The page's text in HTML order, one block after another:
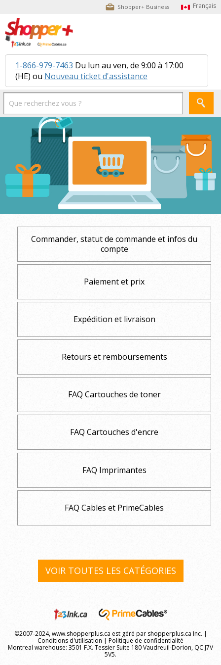
Shopper+ Business
1-866-979-7463 Du lun au ven, de 9:00 à 17:00
(HE) ou Nouveau ticket d'assistance
Commander, statut de commande et infos du
compte
Paiement et prix
Expédition et livraison
Retours et remboursements
FAQ Cartouches de toner
FAQ Cartouches d'encre
FAQ Imprimantes
FAQ Cables et PrimeCables
VOIR TOUTES LES CATÉGORIES
©2007-2024, www.shopperplus.ca est géré par shopperplus.ca Inc. |
Conditions d'utilisation | Politique de confidentialité
Montreal warehouse: 3501 F.X. Tessier Suite 180 Vaudreuil-Dorion, QC J7V
5V5.